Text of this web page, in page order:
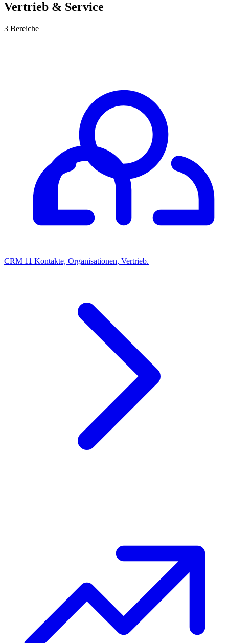
Vertrieb & Service
3 Bereiche
CRM 11 Kontakte, Organisationen, Vertrieb.